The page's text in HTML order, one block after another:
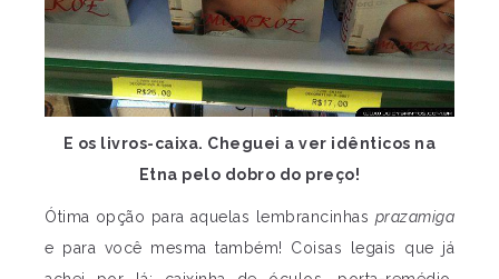
E os livros-caixa. Cheguei a ver idênticos na
Etna pelo dobro do preço!
Ótima opção para aquelas lembrancinhas prazamiga
e para você mesma também! Coisas legais que já